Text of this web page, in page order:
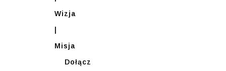
Wizja
Misja
Dołącz